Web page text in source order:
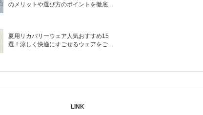
のメリットや選び方のポイントを徹底解
夏用リカバリーウェア人気おすすめ15
選！涼しく快適にすごせるウェアをご紹
LINK